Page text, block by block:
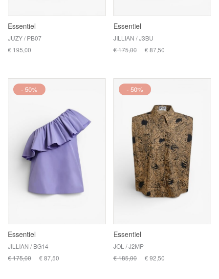
Essentiel
JUZY / PB07
€ 195,00
Essentiel
JILLIAN / J3BU
€ 175,00
€ 87,50
- 50%
Essentiel
JILLIAN / BG14
€ 175,00
€ 87,50
- 50%
Essentiel
JOL / J2MP
€ 185,00
€ 92,50